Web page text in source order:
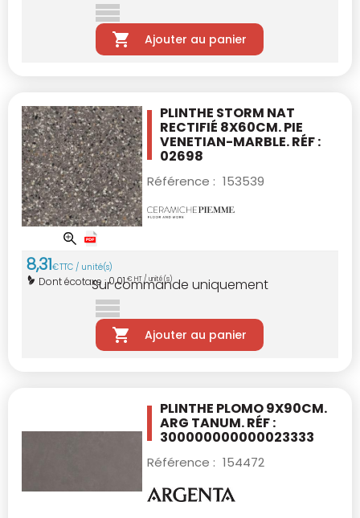
Ajouter au panier
PLINTHE STORM NAT
RECTIFIÉ 8X60CM.PIE
VENETIAN-MARBLE. RÉF :
02698
Référence : 153539
8,31€TTC / unité(s)
Dont écotaxe :0,01€ HT / unité(s)
Sur commande uniquement
Ajouter au panier
PLINTHE PLOMO 9X90CM.
ARG TANUM. RÉF :
300000000000023333
Référence : 154472